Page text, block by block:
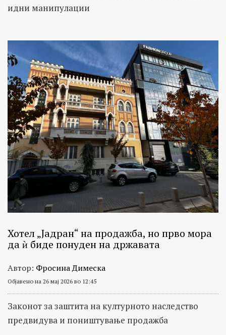
идни манипулации
Хотел „Јадран“ на продажба, но прво мора
да ѝ биде понуден на државата
Автор: Фросина Димеска
Објавено на 26 мај 2026 во 12:45
Законот за заштита на културното наследство
предвидува и поништување продажба